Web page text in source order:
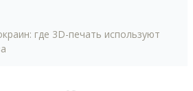
где 3D-печать используют